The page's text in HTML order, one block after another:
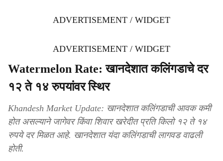
ADVERTISEMENT / WIDGET
ADVERTISEMENT / WIDGET
Watermelon Rate: खानदेशात कलिंगडाचे दर
१२ ते १४ रुपयांवर स्थिर
Khandesh Market Update: खानदेशात कलिंगडाची आवक कमी
होत असल्याने जागेवर किंवा शिवार खरेदीत प्रति किलो १२ ते १४
रुपये दर मिळत आहे. खानदेशात यंदा कलिंगडाची लागवड वाढली
होती.